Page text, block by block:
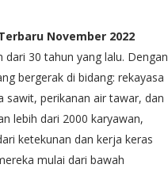
November 2022
dari 30 tahun yang lalu. Dengan
bergerak di bidang: rekayasa
sawit, perikanan air tawar, dan
lebih dari 2000 karyawan,
ketekunan dan kerja keras
mulai dari bawah